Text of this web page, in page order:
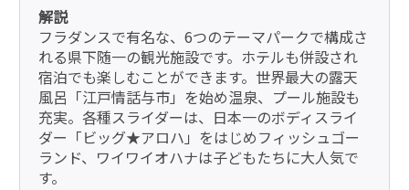
2,190円→1,760円
8/8～8/15
解説
フラダンスで有名な、6つのテーマパークで構成さ
れる県下随一の観光施設です。ホテルも併設され
宿泊でも楽しむことができます。世界最大の露天
風呂「江戸情話与市」を始め温泉、プール施設も
充実。各種スライダーは、日本一のボディスライ
ダー「ビッグ★アロハ」をはじめフィッシュゴー
ランド、ワイワイオハナは子どもたちに大人気で
す。